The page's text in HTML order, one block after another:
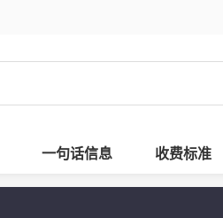
一句话信息 收费标准